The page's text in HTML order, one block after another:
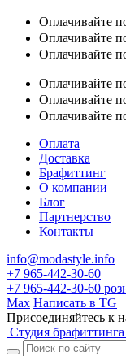
Оплачивайте
Оплачивайте
Оплачивайте
Оплачивайте
Оплачивайте
Оплачивайте
Оплата
Доставка
Брафиттинг
О компании
Блог
Партнерство
Контакты
info@modastyle.info
+7 965-442-30-60
+7 965-442-30-60
Max Написать в TG
Присоединяйтесь к
Студия